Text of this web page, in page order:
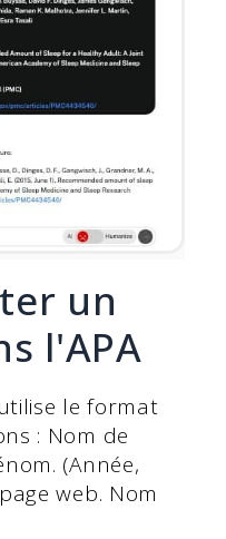
un
l'APA
le format
: Nom de
(Année,
web. Nom